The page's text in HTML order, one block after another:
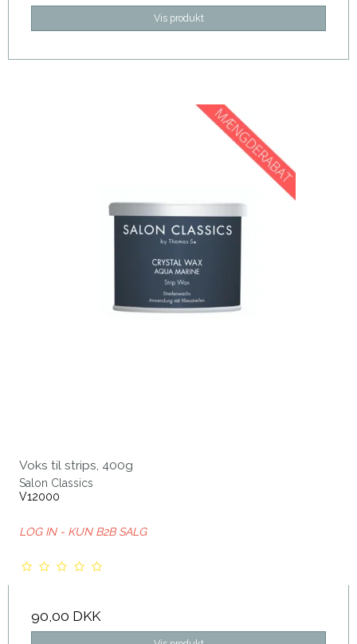
Vis produkt
Voks til strips, 400g
Salon Classics
V12000
LOG IN - KUN B2B SALG
90,00 DKK